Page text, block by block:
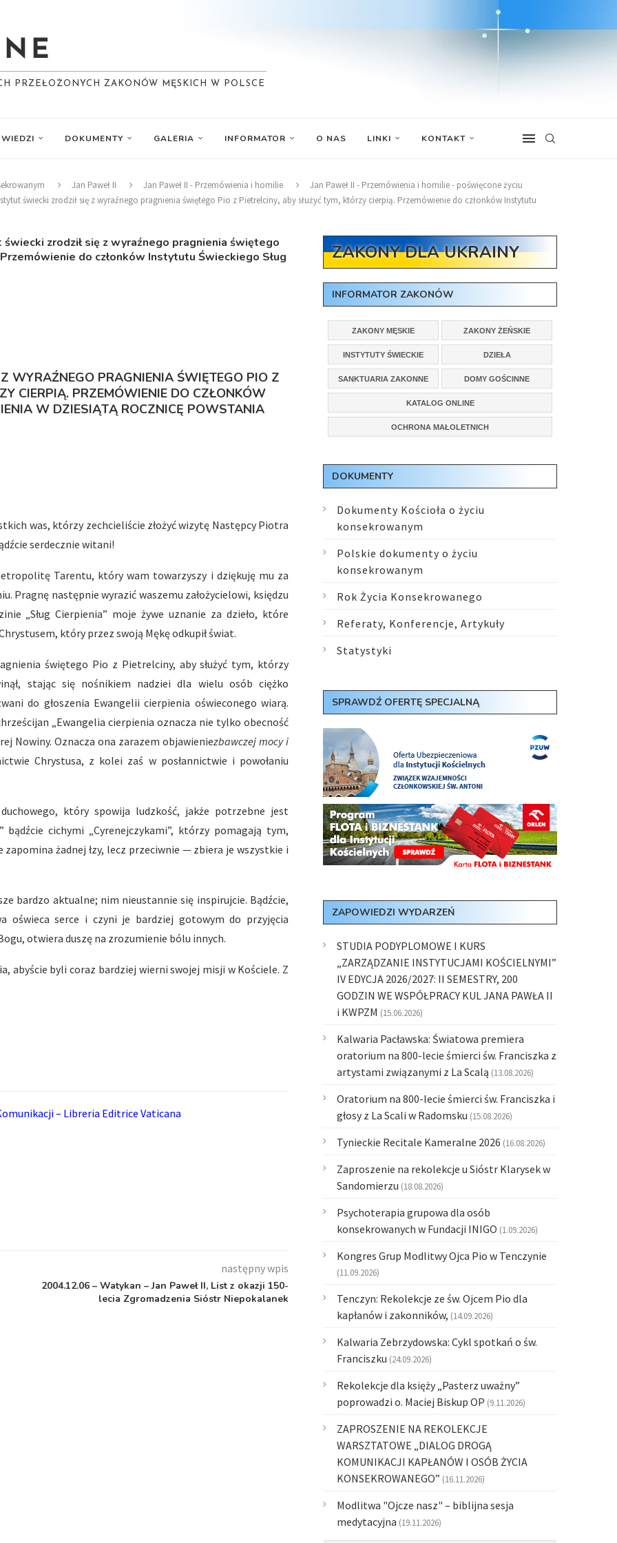
PRZEŁOŻONYCH ZAKONÓW MĘSKICH W POLSCE
DOKUMENTY GALERIA INFORMATOR O NAS LINKI KONTAKT
Jan Paweł II Jan Paweł II - Przemówienia i homilie
Jan Paweł II - Przemówienia i homilie - poświęcone życiu
świecki zrodził się z wyraźnego pragnienia świętego Pio z Pietrelciny, aby służyć tym, którzy cierpią. Przemówienie do członków Instytutu
świecki zrodził się z wyraźnego pragnienia świętego
do członków Instytutu Świeckiego Sług
WYRAŹNEGO PRAGNIENIA ŚWIĘTEGO PIO Z
CIERPIĄ. PRZEMÓWIENIE DO CZŁONKÓW
W DZIESIĄTĄ ROCZNICĘ POWSTANIA
was, którzy zechcieliście złożyć wizytę Następcy Piotra
serdecznie witani!
Tarentu, który wam towarzyszy i dziękuję mu za
Pragnę następnie wyrazić waszemu założycielowi, księdzu
„Sług Cierpienia” moje żywe uznanie za dzieło, które
który przez swoją Mękę odkupił świat.
świętego Pio z Pietrelciny, aby służyć tym, którzy
stając się nośnikiem nadziei dla wielu osób ciężko
do głoszenia Ewangelii cierpienia oświeconego wiarą.
„Ewangelia cierpienia oznacza nie tylko obecność
Nowiny. Oznacza ona zarazem objawieniezbawczej mocy i
Chrystusa, z kolei zaś w posłannictwie i powołaniu
który spowija ludzkość, jakże potrzebne jest
bądźcie cichymi „Cyrenejczykami”, którzy pomagają tym,
żadnej łzy, lecz przeciwnie — zbiera je wszystkie i
bardzo aktualne; nim nieustannie się inspirujcie. Bądźcie,
oświeca serce i czyni je bardziej gotowym do przyjęcia
otwiera duszę na zrozumienie bólu innych.
abyście byli coraz bardziej wierni swojej misji w Kościele. Z
– Libreria Editrice Vaticana
następny wpis
2004.12.06 – Watykan – Jan Paweł II, List z okazji 150-
lecia Zgromadzenia Sióstr Niepokalanek
ZAKONY DLA UKRAINY
INFORMATOR ZAKONÓW
ZAKONY MĘSKIE ZAKONY ŻEŃSKIE
INSTYTUTY ŚWIECKIE DZIEŁA
SANKTUARIA ZAKONNE DOMY GOŚCINNE
KATALOG ONLINE
OCHRONA MAŁOLETNICH
DOKUMENTY
Dokumenty Kościoła o życiu
konsekrowanym
Polskie dokumenty o życiu
konsekrowanym
Rok Życia Konsekrowanego
Referaty, Konferencje, Artykuły
Statystyki
SPRAWDŹ OFERTĘ SPECJALNĄ
ZAPOWIEDZI WYDARZEŃ
STUDIA PODYPLOMOWE I KURS
„ZARZĄDZANIE INSTYTUCJAMI KOŚCIELNYMI”
IV EDYCJA 2026/2027: II SEMESTRY, 200
GODZIN WE WSPÓŁPRACY KUL JANA PAWŁA II
i KWPZM (15.06.2026)
Kalwaria Pacławska: Światowa premiera
oratorium na 800-lecie śmierci św. Franciszka z
artystami związanymi z La Scalą (13.08.2026)
Oratorium na 800-lecie śmierci św. Franciszka i
głosy z La Scali w Radomsku (15.08.2026)
Tynieckie Recitale Kameralne 2026 (16.08.2026)
Zaproszenie na rekolekcje u Sióstr Klarysek w
Sandomierzu (18.08.2026)
Psychoterapia grupowa dla osób
konsekrowanych w Fundacji INIGO (1.09.2026)
Kongres Grup Modlitwy Ojca Pio w Tenczynie
(11.09.2026)
Tenczyn: Rekolekcje ze św. Ojcem Pio dla
kapłanów i zakonników, (14.09.2026)
Kalwaria Zebrzydowska: Cykl spotkań o św.
Franciszku (24.09.2026)
Rekolekcje dla księży „Pasterz uważny”
poprowadzi o. Maciej Biskup OP (9.11.2026)
ZAPROSZENIE NA REKOLEKCJE
WARSZTATOWE „DIALOG DROGĄ
KOMUNIKACJI KAPŁANÓW I OSÓB ŻYCIA
KONSEKROWANEGO” (16.11.2026)
Modlitwa "Ojcze nasz" – biblijna sesja
medytacyjna (19.11.2026)